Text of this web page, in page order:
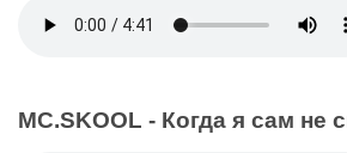
MC.SKOOL - Когда я сам не